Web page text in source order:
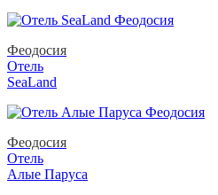
Феодосия
Отель
SeaLand
Феодосия
Отель
Алые Паруса